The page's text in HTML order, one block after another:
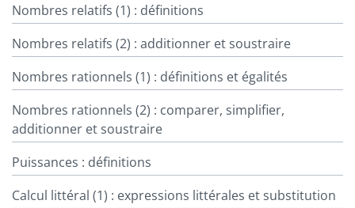
Nombres relatifs (1) : définitions
Nombres relatifs (2) : additionner et soustraire
Nombres rationnels (1) : définitions et égalités
Nombres rationnels (2) : comparer, simplifier,
additionner et soustraire
Puissances : définitions
Calcul littéral (1) : expressions littérales et substitution